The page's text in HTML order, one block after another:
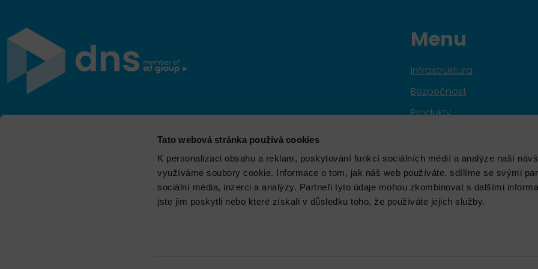
Tato webová stránka používá cookies
K personalizaci obsahu a reklam, poskytování funkcí sociálních médií a analýze naší
využíváme soubory cookie. Informace o tom, jak náš web používáte, sdílíme se svými
sociální média, inzerci a analýzy. Partneři tyto údaje mohou zkombinovat s dalšími
jste jim poskytli nebo které získali v důsledku toho, že používáte jejich služby.
Menu
Infrastruktura
Bezpečnost
Produkty
Značky
Školení
Aktuality
IT, obchodu, softwarových řešení, komunikace, e-
commerce a technologií s 30 lety zkušeností, více než
700 odborníky a tržbami přesahujícími 16 miliard.